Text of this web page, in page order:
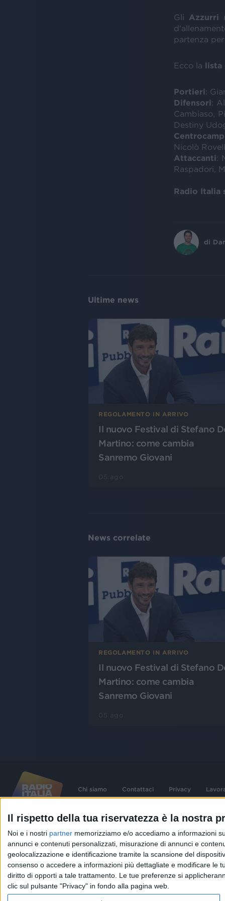
Il rispetto della tua riservatezza è la nostra
Noi e i nostri partner memorizziamo e/o accediamo a informazioni
annunci e contenuti personalizzati, misurazione di annunci e
geolocalizzazione e identificazione tramite la scansione del
consenso o accedere a informazioni più dettagliate e modificare le
diritto di opporti a tale trattamento. Le tue preferenze si
clic sul pulsante "Privacy" in fondo alla pagina web.
Gli Azzurri
partenza
Ecco la lista
Portieri:
Difensori:
Cambiaso,
Destiny
Nicolò
Attaccanti:
Raspadori,
Radio Italia
di
Ultime news
REGOLAMENTO IN ARRIVO
Il nuovo Festival di Stefano
Martino: come cambia
Sanremo Giovani
News correlate
REGOLAMENTO IN ARRIVO
Il nuovo Festival di Stefano
Martino: come cambia
Sanremo Giovani
Chi siamo Contattaci Privacy
contenute nel sito sono stati assolti gli obblighi derivanti dalla normativa dei
Capitale Sociale € 580.000,00 interamente versato. Iscr. Reg. Imprese Milano -
06832230152. Iscritta al R.E.A. di Milano al n° 1125258. Testata giornalistica
1987.